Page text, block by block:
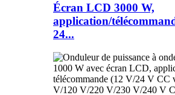
Écran LCD 3000 W,
application/
24...